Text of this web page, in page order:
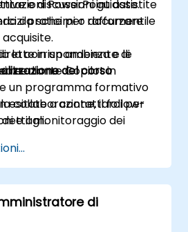
PowerPoint assistite
da schemi o documenti
la corrispondenza e le
mediante Copilot in
collaborazione, il follow-
e il monitoraggio dei
e discussioni guidate.
pratici per rafforzare le
in un ambiente di
del corso
un programma formativo
esitate a contattarci per
di